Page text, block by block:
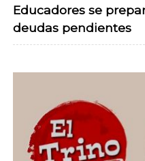
Educadores se
deudas pendientes